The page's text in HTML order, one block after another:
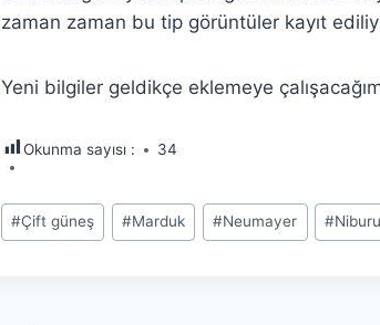
zaman zaman bu tip görüntüler kayıt
Yeni bilgiler geldikçe eklemeye
Okunma sayısı : 34
Post
Tags:
#Çift güneş #Marduk #Neumayer #Niburu